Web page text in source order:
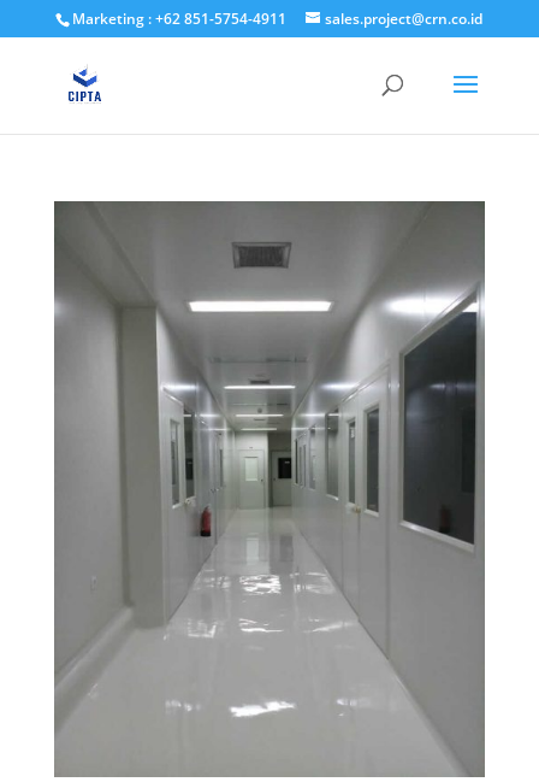
Marketing : +62 851-5754-4911 sales.project@crn.co.id